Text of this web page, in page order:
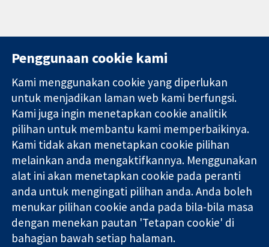
Bukti yang
dipercayai.
keputusan
termaklum
Kesihatan yang
lebih baik
11-13 Cavendish
Square
London
W1G 0AN
United Kingdom
Hubungi kita
Berita
Pejabat
akhbar
Perihal Kami
Pekerjaan
Cochrane
Library
Kolaborasi Cochrane ialah sebuah badan amal (no. 1045921) dan
sebuah syarikat terhad oleh jaminan (no. 03044323) yang
Penggunaan cookie kami
Kami menggunakan cookie yang diperlukan
untuk menjadikan laman web kami berfungsi.
Kami juga ingin menetapkan cookie analitik
pilihan untuk membantu kami memperbaikinya.
Kami tidak akan menetapkan cookie pilihan
melainkan anda mengaktifkannya. Menggunakan
alat ini akan menetapkan cookie pada peranti
anda untuk mengingati pilihan anda. Anda boleh
menukar pilihan cookie anda pada bila-bila masa
dengan menekan pautan 'Tetapan cookie' di
bahagian bawah setiap halaman.